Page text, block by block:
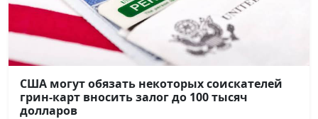
США могут обязать некоторых соискателей
грин-карт вносить залог до 100 тысяч
долларов